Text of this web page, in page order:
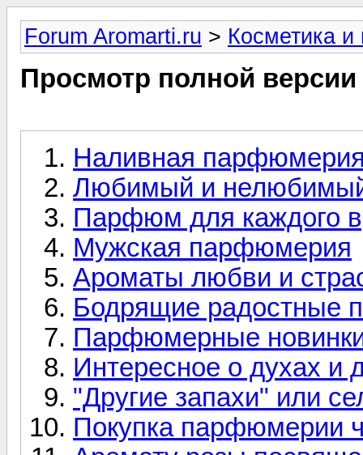
Forum Aromarti.ru > Косметика
Просмотр полной
Наливная
Любимый и
Парфюм для каждого
Мужская парфюмерия
Ароматы любви и
Бодрящие радостные
Парфюмерные
Интересное о духах и
"Другие запахи" или
Покупка парфюмерии